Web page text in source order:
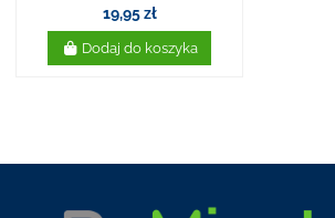
19,95 zł
Dodaj do koszyka